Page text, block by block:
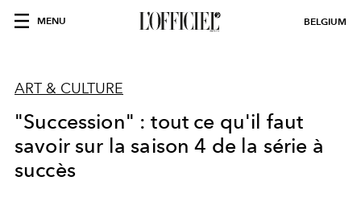
MENU BELGIUM
ART & CULTURE
"Succession" : tout ce qu'il faut
savoir sur la saison 4 de la série à
succès